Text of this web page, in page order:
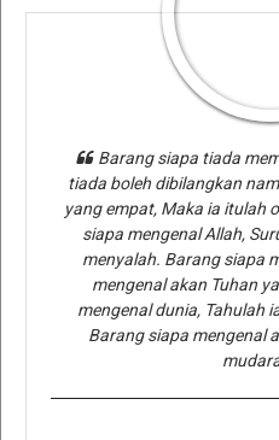
Barang siapa tiada
tiada boleh dibilangkan
yang empat, Maka ia itulah
siapa mengenal Allah,
menyalah. Barang siapa
mengenal akan Tuhan
mengenal dunia, Tahulah
Barang siapa mengenal